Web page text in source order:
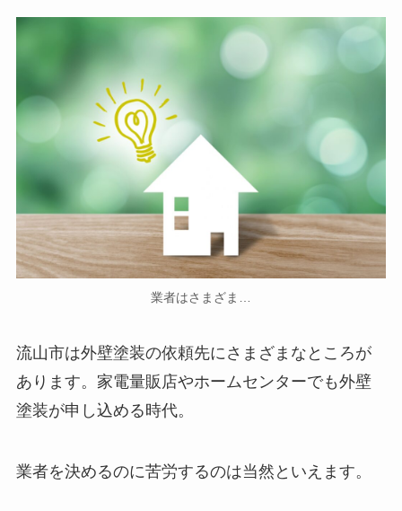
業者はさまざま…
流山市は外壁塗装の依頼先にさまざまなところが
あります。家電量販店やホームセンターでも外壁
塗装が申し込める時代。
業者を決めるのに苦労するのは当然といえます。